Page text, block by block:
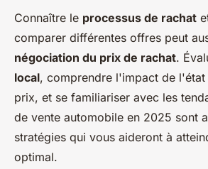
Connaître le processus de rachat
comparer différentes offres peut
négociation du prix de rachat.
local, comprendre l'impact de
prix, et se familiariser avec les
de vente automobile en 2025 sont
stratégies qui vous aideront à
optimal.